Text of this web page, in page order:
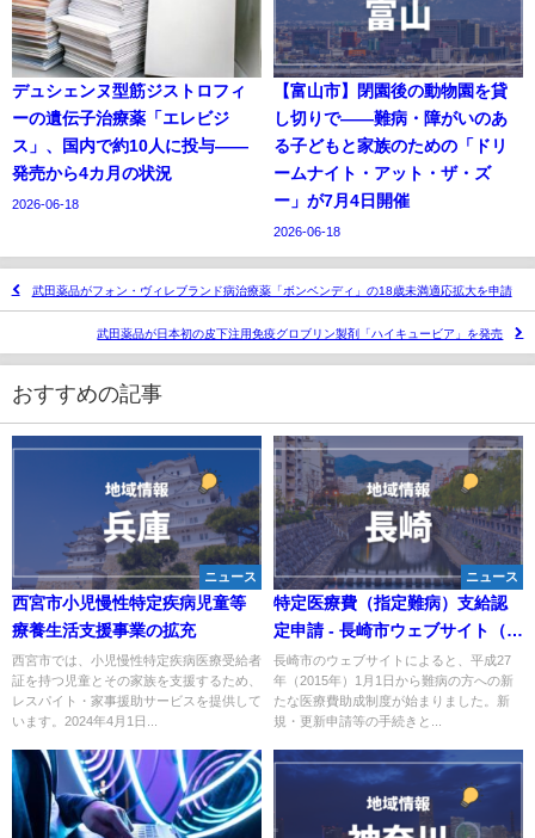
デュシェンヌ型筋ジストロフィ
ーの遺伝子治療薬「エレビジ
ス」、国内で約10人に投与——
発売から4カ月の状況
2026-06-18
【富山市】閉園後の動物園を貸
し切りで——難病・障がいのあ
る子どもと家族のための「ドリ
ームナイト・アット・ザ・ズ
ー」が7月4日開催
2026-06-18
武田薬品がフォン・ヴィレブランド病治療薬「ボンベンディ」の18歳未満適応拡大を申請
武田薬品が日本初の皮下注用免疫グロブリン製剤「ハイキュービア」を発売
おすすめの記事
ニュース
西宮市小児慢性特定疾病児童等
療養生活支援事業の拡充
西宮市では、小児慢性特定疾病医療受給者
証を持つ児童とその家族を支援するため、
レスパイト・家事援助サービスを提供して
います。2024年4月1日...
ニュース
特定医療費（指定難病）支給認
定申請 - 長崎市ウェブサイト（健
康づくり課）
長崎市のウェブサイトによると、平成27
年（2015年）1月1日から難病の方への新
たな医療費助成制度が始まりました。新
規・更新申請等の手続きと...